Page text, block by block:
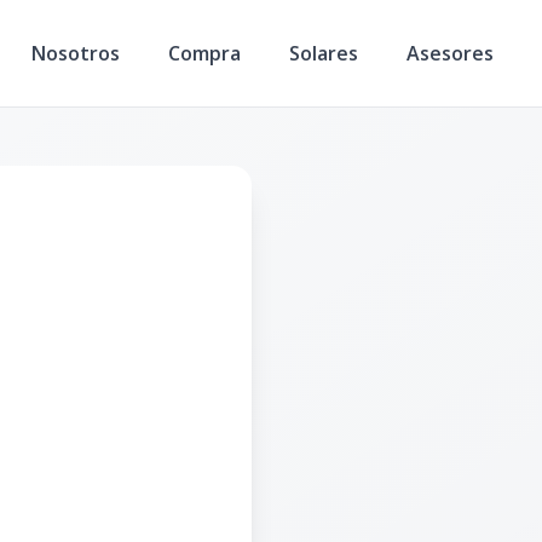
Nosotros Compra Solares Asesores